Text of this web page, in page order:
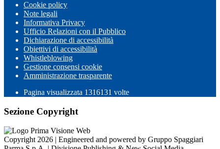
Cookie policy
Note legali
Informativa Privacy
Ufficio Relazioni con il Pubblico
Dichiarazione di accessibilità
Obiettivi di accessibilità
Whistleblowing
Gestione consensi cookie
Amministrazione trasparente
Pagina visualizzata 1316131 volte
Sezione Copyright
Copyright 2026 | Engineered and powered by Gruppo Spaggiari